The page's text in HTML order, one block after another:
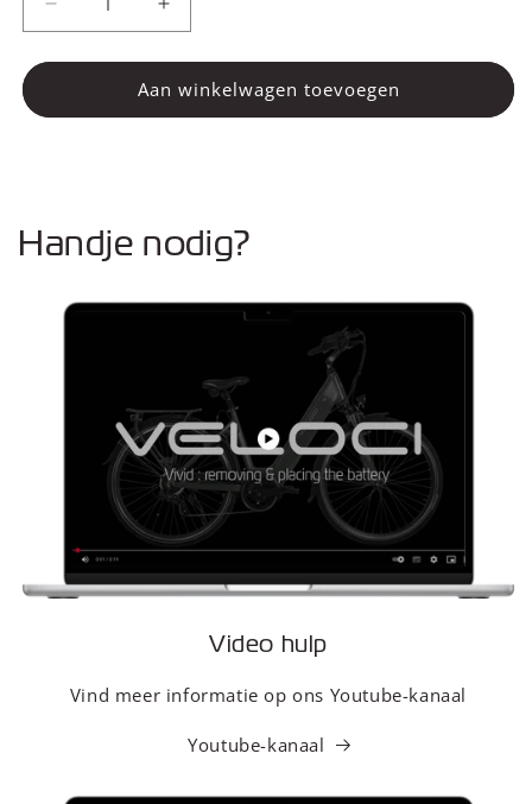
Aantal
verlagen
voor
Remblokken
Aantal
verhogen
voor
Remblokken
Aan winkelwagen toevoegen
Handje nodig?
Video hulp
Vind meer informatie op ons Youtube-kanaal
Youtube-kanaal